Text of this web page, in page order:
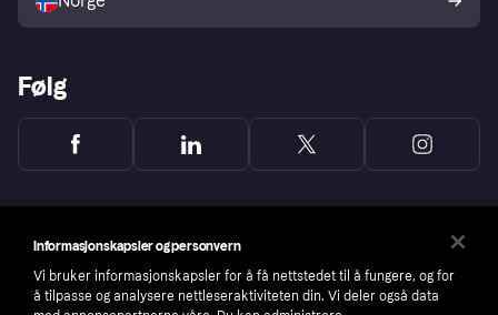
Følg
Informasjonskapsler og personvern
Vi bruker informasjonskapsler for å få nettstedet til å fungere, og for
å tilpasse og analysere nettleseraktiviteten din. Vi deler også data